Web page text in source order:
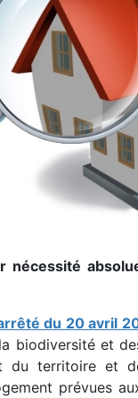
du 20 avril
biodiversité et
du territoire
prévues